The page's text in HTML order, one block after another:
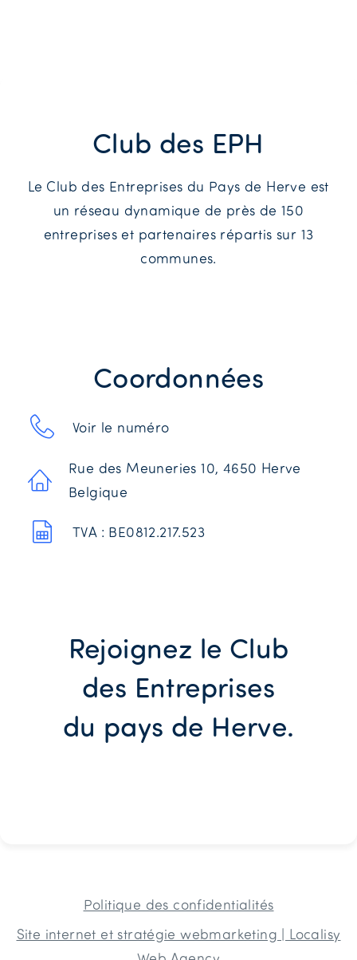
Club des EPH
Le Club des Entreprises du Pays de Herve est
un réseau dynamique de près de 150
entreprises et partenaires répartis sur 13
communes.
Coordonnées
Voir le numéro
Rue des Meuneries 10, 4650 Herve
Belgique
TVA : BE0812.217.523
Rejoignez le Club
des Entreprises
du pays de Herve.
Politique des confidentialités
Site internet et stratégie webmarketing | Localisy